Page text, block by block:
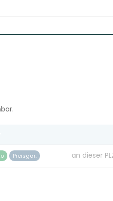
Preisgar. an dieser